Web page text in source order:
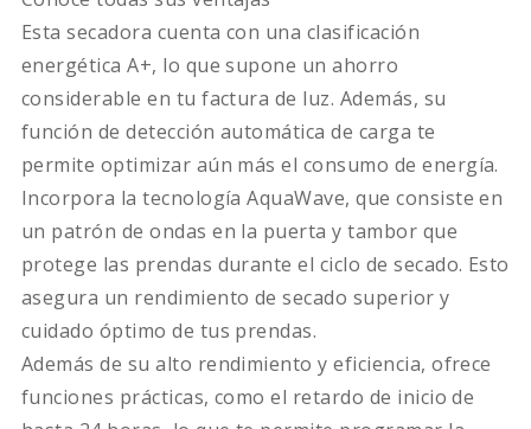
Esta secadora cuenta con una clasificación
energética A+, lo que supone un ahorro
considerable en tu factura de luz. Además, su
función de detección automática de carga te
permite optimizar aún más el consumo de energía.
Incorpora la tecnología AquaWave, que consiste en
un patrón de ondas en la puerta y tambor que
protege las prendas durante el ciclo de secado. Esto
asegura un rendimiento de secado superior y
cuidado óptimo de tus prendas.
Además de su alto rendimiento y eficiencia, ofrece
funciones prácticas, como el retardo de inicio de